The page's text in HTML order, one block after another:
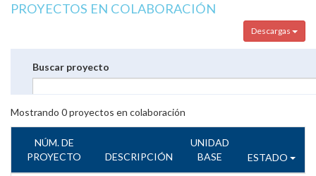
PROYECTOS EN COLABORACIÓN
Descargas
Buscar proyecto
Mostrando 0proyectos en colaboración
NÚM. DE
PROYECTO
DESCRIPCIÓN
UNIDAD
BASE
ESTADO